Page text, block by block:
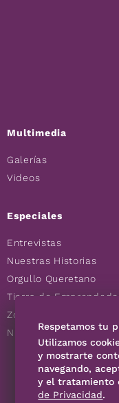
Multimedia
Galerías
Videos
Especiales
Entrevistas
Nuestras Historias
Orgullo Queretano
Tierra de
Zoociales
Nuevos Queretanos
Respetamos tu
Utilizamos
y mostrarte
navegando,
y el tratamiento
de Privacidad.